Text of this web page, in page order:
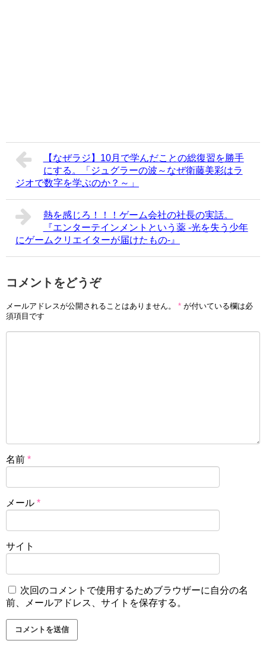
【なぜラジ】10月で学んだことの総復習を勝手
にする。「ジュグラーの波～なぜ衛藤美彩はラ
ジオで数字を学ぶのか？～」
熱を感じろ！！！ゲーム会社の社長の実話。
『エンターテインメントという薬 -光を失う少年
にゲームクリエイターが届けたもの-』
コメントをどうぞ
メールアドレスが公開されることはありません。 * が付いている欄は必
須項目です
名前 *
メール *
サイト
次回のコメントで使用するためブラウザーに自分の名
前、メールアドレス、サイトを保存する。